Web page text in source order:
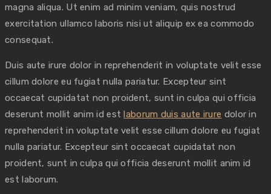
magna aliqua. Ut enim ad minim veniam, quis nostrud
exercitation ullamco laboris nisi ut aliquip ex ea commodo
consequat.
Duis aute irure dolor in reprehenderit in voluptate velit esse
cillum dolore eu fugiat nulla pariatur. Excepteur sint
occaecat cupidatat non proident, sunt in culpa qui officia
deserunt mollit anim id estlaborum duis aute irure dolor in
reprehenderit in voluptate velit esse cillum dolore eu fugiat
nulla pariatur. Excepteur sint occaecat cupidatat non
proident, sunt in culpa qui officia deserunt mollit anim id
est laborum.